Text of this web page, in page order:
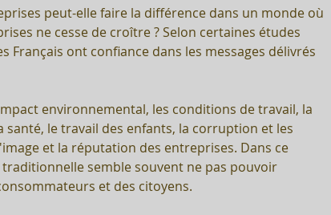
peut-elle faire la différence dans un monde où
ne cesse de croître ? Selon certaines études
Français ont confiance dans les messages délivrés
environnemental, les conditions de travail, la
le travail des enfants, la corruption et les
et la réputation des entreprises. Dans ce
semble souvent ne pas pouvoir
et des citoyens.